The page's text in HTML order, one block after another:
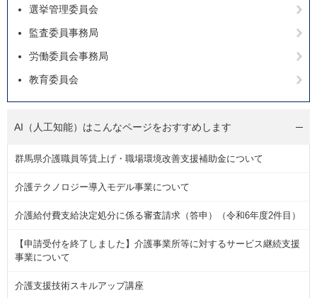
選挙管理委員会
監査委員事務局
労働委員会事務局
教育委員会
AI（人工知能）はこんなページをおすすめします
群馬県介護職員等賃上げ・職場環境改善支援補助金について
介護テクノロジー導入モデル事業について
介護給付費支給決定処分に係る審査請求（答申）（令和6年度2件目）
【申請受付を終了しました】介護事業所等に対するサービス継続支援
事業について
介護支援技術スキルアップ講座